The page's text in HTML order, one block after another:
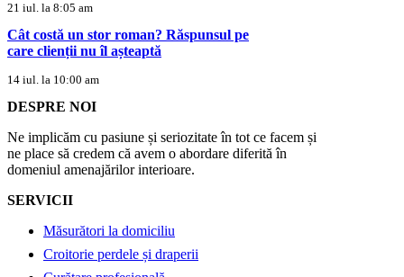
21 iul. la 8:05 am
Cât costă un stor roman? Răspunsul pe
care clienții nu îl așteaptă
14 iul. la 10:00 am
DESPRE NOI
Ne implicăm cu pasiune și seriozitate în tot ce facem și
ne place să credem că avem o abordare diferită în
domeniul amenajărilor interioare.
SERVICII
Măsurători la domiciliu
Croitorie perdele și draperii